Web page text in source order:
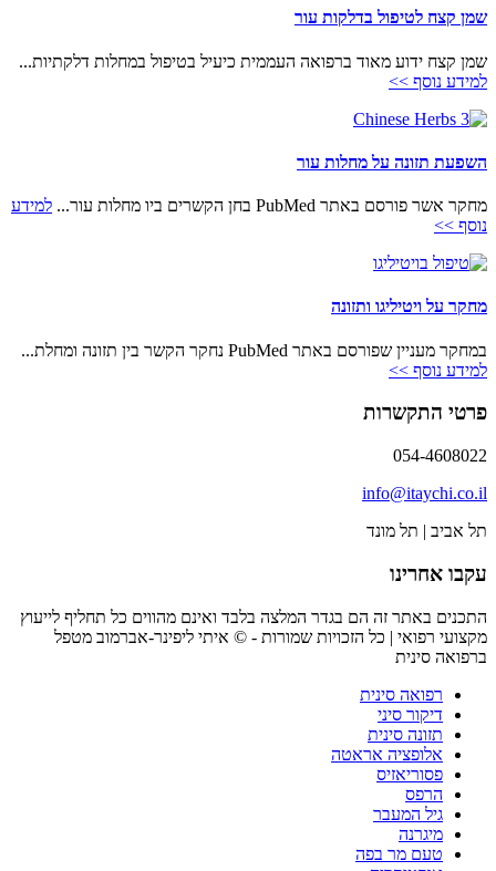
שמן קצח לטיפול בדלקות עור
שמן קצח ידוע מאוד ברפואה העממית כיעיל בטיפול במחלות דלקתיות...
למידע נוסף >>
השפעת תזונה על מחלות עור
מחקר אשר פורסם באתר PubMed בחן הקשרים ביו מחלות עור...
למידע
נוסף >>
מחקר על ויטיליגו ותזונה
במחקר מעניין שפורסם באתר PubMed נחקר הקשר בין תזונה ומחלת...
למידע נוסף >>
פרטי התקשרות
054-4608022
info@itaychi.co.il
תל אביב | תל מונד
עקבו אחרינו
התכנים באתר זה הם בגדר המלצה בלבד ואינם מהווים כל תחליף לייעוץ
מקצועי רפואי | כל הזכויות שמורות - © איתי ליפינר-אברמוב מטפל
ברפואה סינית
רפואה סינית
דיקור סיני
תזונה סינית
אלופציה אראטה
פסוריאזיס
הרפס
גיל המעבר
מיגרנה
טעם מר בפה